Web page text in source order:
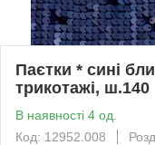
Паєтки * сині
трикотажі, ш.140
В наявності 4 од.
Код: 12952.008